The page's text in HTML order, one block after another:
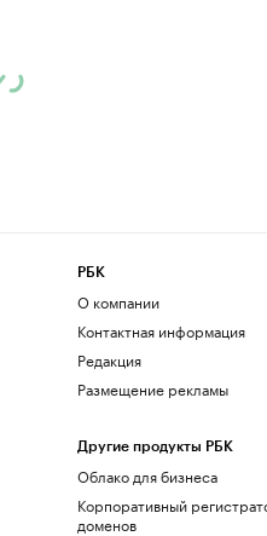
РБК
О компании
Контактная информация
Редакция
Размещение рекламы
Другие продукты РБК
Облако для бизнеса
Корпоративный
доменов